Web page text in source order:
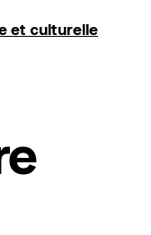
et culturelle